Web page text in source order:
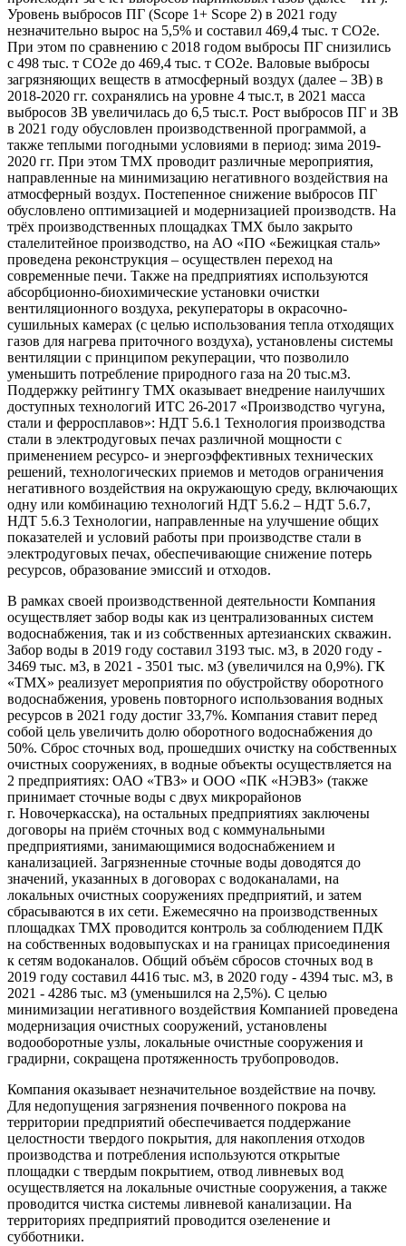
Уровень выбросов ПГ (Scope 1+ Scope 2) в 2021 году
незначительно вырос на 5,5% и составил 469,4 тыс. т СО2е.
При этом по сравнению с 2018 годом выбросы ПГ снизились
с 498 тыс. т СО2е до 469,4 тыс. т СО2е. Валовые выбросы
загрязняющих веществ в атмосферный воздух (далее – ЗВ) в
2018-2020 гг. сохранялись на уровне 4 тыс.т, в 2021 масса
выбросов ЗВ увеличилась до 6,5 тыс.т. Рост выбросов ПГ и ЗВ
в 2021 году обусловлен производственной программой, а
также теплыми погодными условиями в период: зима 2019-
2020 гг. При этом ТМХ проводит различные мероприятия,
направленные на минимизацию негативного воздействия на
атмосферный воздух. Постепенное снижение выбросов ПГ
обусловлено оптимизацией и модернизацией производств. На
трёх производственных площадках ТМХ было закрыто
сталелитейное производство, на АО «ПО «Бежицкая сталь»
проведена реконструкция – осуществлен переход на
современные печи. Также на предприятиях используются
абсорбционно-биохимические установки очистки
вентиляционного воздуха, рекуператоры в окрасочно-
сушильных камерах (с целью использования тепла отходящих
газов для нагрева приточного воздуха), установлены системы
вентиляции с принципом рекуперации, что позволило
уменьшить потребление природного газа на 20 тыс.м3.
Поддержку рейтингу ТМХ оказывает внедрение наилучших
доступных технологий ИТС 26-2017 «Производство чугуна,
стали и ферросплавов»: НДТ 5.6.1 Технология производства
стали в электродуговых печах различной мощности с
применением ресурсо- и энергоэффективных технических
решений, технологических приемов и методов ограничения
негативного воздействия на окружающую среду, включающих
одну или комбинацию технологий НДТ 5.6.2 – НДТ 5.6.7,
НДТ 5.6.3 Технологии, направленные на улучшение общих
показателей и условий работы при производстве стали в
электродуговых печах, обеспечивающие снижение потерь
ресурсов, образование эмиссий и отходов.
В рамках своей производственной деятельности Компания
осуществляет забор воды как из централизованных систем
водоснабжения, так и из собственных артезианских скважин.
Забор воды в 2019 году составил 3193 тыс. м3, в 2020 году -
3469 тыс. м3, в 2021 - 3501 тыс. м3 (увеличился на 0,9%). ГК
«ТМХ» реализует мероприятия по обустройству оборотного
водоснабжения, уровень повторного использования водных
ресурсов в 2021 году достиг 33,7%. Компания ставит перед
собой цель увеличить долю оборотного водоснабжения до
50%. Сброс сточных вод, прошедших очистку на собственных
очистных сооружениях, в водные объекты осуществляется на
2 предприятиях: ОАО «ТВЗ» и ООО «ПК «НЭВЗ» (также
принимает сточные воды с двух микрорайонов
г. Новочеркасска), на остальных предприятиях заключены
договоры на приём сточных вод с коммунальными
предприятиями, занимающимися водоснабжением и
канализацией. Загрязненные сточные воды доводятся до
значений, указанных в договорах с водоканалами, на
локальных очистных сооружениях предприятий, и затем
сбрасываются в их сети. Ежемесячно на производственных
площадках ТМХ проводится контроль за соблюдением ПДК
на собственных водовыпусках и на границах присоединения
к сетям водоканалов. Общий объём сбросов сточных вод в
2019 году составил 4416 тыс. м3, в 2020 году - 4394 тыс. м3, в
2021 - 4286 тыс. м3 (уменьшился на 2,5%). С целью
минимизации негативного воздействия Компанией проведена
модернизация очистных сооружений, установлены
водооборотные узлы, локальные очистные сооружения и
градирни, сокращена протяженность трубопроводов.
Компания оказывает незначительное воздействие на почву.
Для недопущения загрязнения почвенного покрова на
территории предприятий обеспечивается поддержание
целостности твердого покрытия, для накопления отходов
производства и потребления используются открытые
площадки с твердым покрытием, отвод ливневых вод
осуществляется на локальные очистные сооружения, а также
проводится чистка системы ливневой канализации. На
территориях предприятий проводится озеленение и
субботники.